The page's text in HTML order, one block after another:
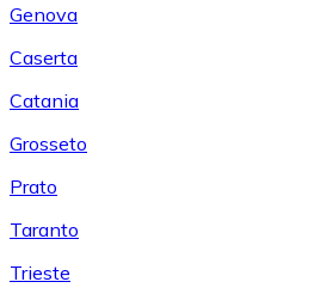
Genova
Caserta
Catania
Grosseto
Prato
Taranto
Trieste